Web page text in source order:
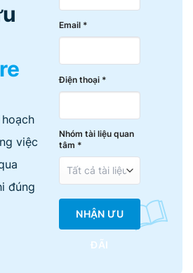
việc
đúng
Email *
Điện thoại *
Nhóm tài liệu quan
tâm *
NHẬN ƯU
ĐÃI